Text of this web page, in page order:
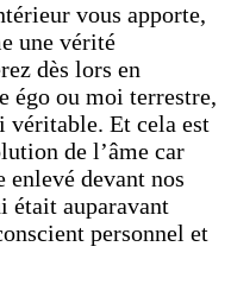
vous apporte,
une vérité
dès lors en
égo ou moi terrestre,
véritable. Et cela est
de l’âme car
enlevé devant nos
était auparavant
personnel et